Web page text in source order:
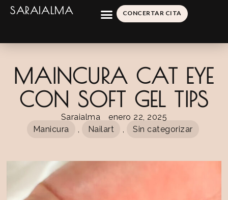
SARAIALMA CONCERTAR CITA
MAINCURA CAT EYE
CON SOFT GEL TIPS
Saraialma
enero 22, 2025
Manicura
, Nailart , Sin categorizar